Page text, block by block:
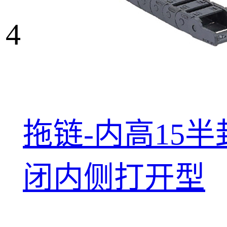
4
拖链-内高15半
闭内侧打开型